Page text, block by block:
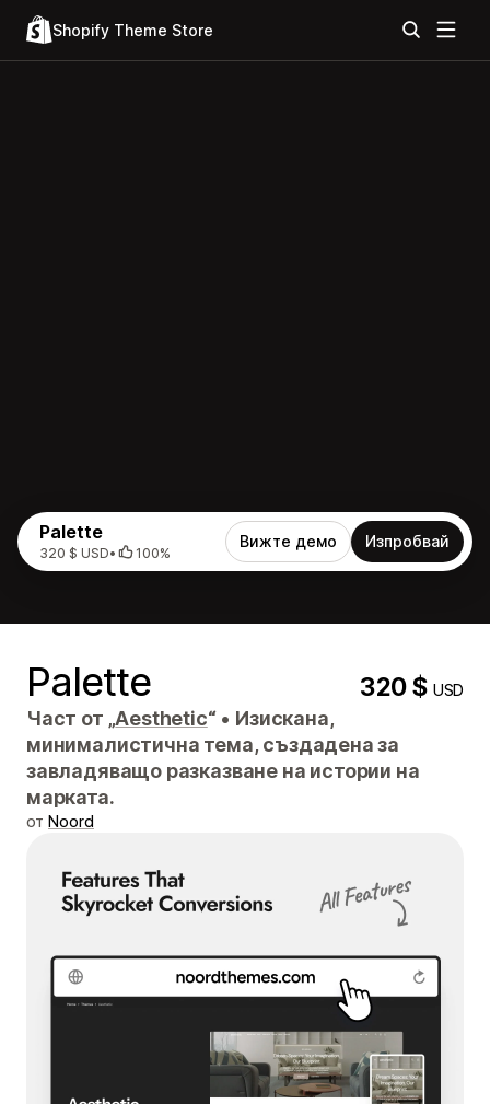
Shopify Theme Store
Palette
320 $ USD• 100%
Вижте демо Изпробвай
Palette 320 $USD
Част от „Aesthetic“ • Изискана,
минималистична тема, създадена за
завладяващо разказване на истории на
марката.
от Noord